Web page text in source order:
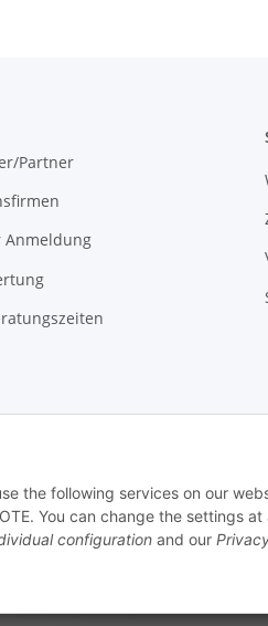
the following services on our
You can change the settings
configuration and our
Partner
Withdraw